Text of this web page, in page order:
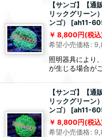
【サンゴ】【
リックグリーン
ンゴ）
[ah11-
8,800円(税
希望小売価格:
照明器具により
が生じる場合が
【サンゴ】【
リックグリーン
ンゴ）
[ah11-
8,800円(税
希望小売価格: